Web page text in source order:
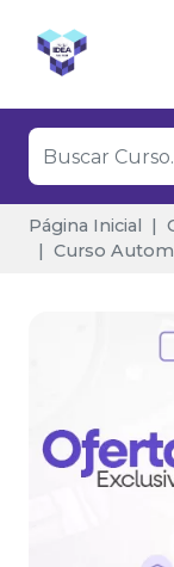
Página Inicial
Curso